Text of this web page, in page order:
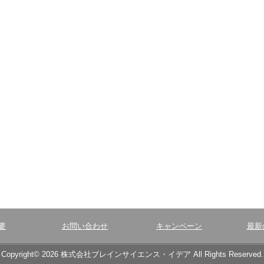
お問い合わせ キャンペーン 最新
Copyright© 2026 株式会社ブレインサイエンス・イデア All Rights Reserved.